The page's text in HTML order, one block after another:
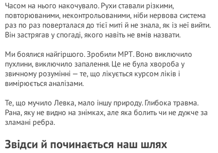
Часом на нього накочувало. Рухи ставали різкими,
повторюваними, неконтрольованими, ніби нервова система
раз по раз поверталася до тієї миті й не знала, як із неї вийти.
Він застрягав у спогаді, якого навіть не вмів назвати.
Ми боялися найгіршого. Зробили МРТ. Воно виключило
пухлини, виключило запалення. Це не була хвороба у
звичному розумінні — те, що лікується курсом ліків і
вимірюється аналізами.
Те, що мучило Левка, мало іншу природу. Глибока травма.
Рана, яку не видно на знімках, але яка болить чи не дужче за
зламані ребра.
Звідси й починається наш шлях